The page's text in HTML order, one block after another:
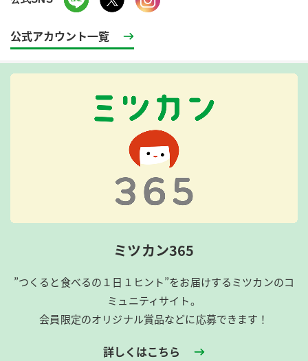
公式アカウント一覧
ミツカン365
”つくると食べるの１日１ヒント”をお届けするミツカンのコ
ミュニティサイト。
会員限定のオリジナル賞品などに応募できます！
詳しくはこちら